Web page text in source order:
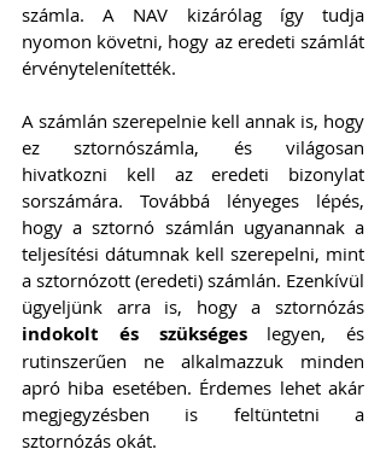
számla. A NAV kizárólag így tudja
nyomon követni, hogy az eredeti számlát
érvénytelenítették.
A számlán szerepelnie kell annak is, hogy
ez sztornószámla, és világosan
hivatkozni kell az eredeti bizonylat
sorszámára. Továbbá lényeges lépés,
hogy a sztornó számlán ugyanannak a
teljesítési dátumnak kell szerepelni, mint
a sztornózott (eredeti) számlán. Ezenkívül
indokolt és szükséges legyen, és
rutinszerűen ne alkalmazzuk minden
apró hiba esetében. Érdemes lehet akár
megjegyzésben is feltüntetni a
sztornózás okát.